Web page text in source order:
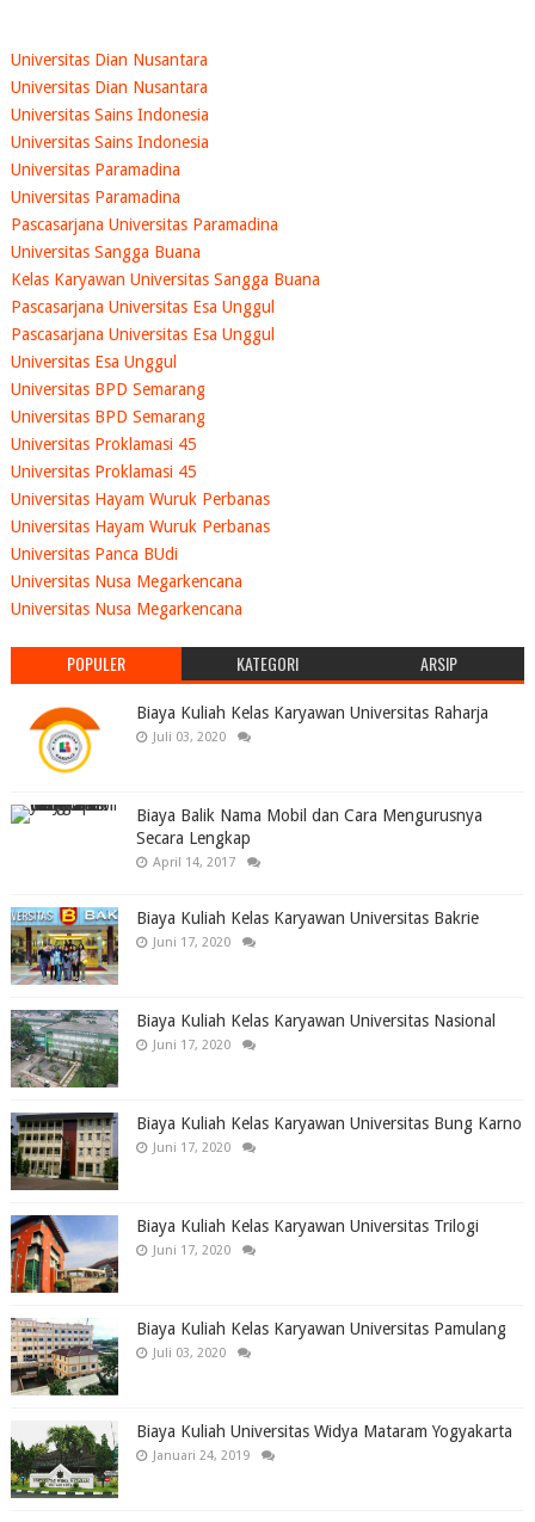
Universitas Dian Nusantara
Universitas Dian Nusantara
Universitas Sains Indonesia
Universitas Sains Indonesia
Universitas Paramadina
Universitas Paramadina
Pascasarjana Universitas Paramadina
Universitas Sangga Buana
Kelas Karyawan Universitas Sangga Buana
Pascasarjana Universitas Esa Unggul
Pascasarjana Universitas Esa Unggul
Universitas Esa Unggul
Universitas BPD Semarang
Universitas BPD Semarang
Universitas Proklamasi 45
Universitas Proklamasi 45
Universitas Hayam Wuruk Perbanas
Universitas Hayam Wuruk Perbanas
Universitas Panca BUdi
Universitas Nusa Megarkencana
Universitas Nusa Megarkencana
POPULER KATEGORI ARSIP
Biaya Kuliah Kelas Karyawan Universitas Raharja
Juli 03, 2020
Biaya Balik Nama Mobil dan Cara Mengurusnya
Secara Lengkap
April 14, 2017
Biaya Kuliah Kelas Karyawan Universitas Bakrie
Juni 17, 2020
Biaya Kuliah Kelas Karyawan Universitas Nasional
Juni 17, 2020
Biaya Kuliah Kelas Karyawan Universitas Bung Karno
Juni 17, 2020
Biaya Kuliah Kelas Karyawan Universitas Trilogi
Juni 17, 2020
Biaya Kuliah Kelas Karyawan Universitas Pamulang
Juli 03, 2020
Biaya Kuliah Universitas Widya Mataram Yogyakarta
Januari 24, 2019